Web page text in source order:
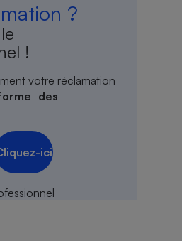
?
!
votre réclamation
des
ici